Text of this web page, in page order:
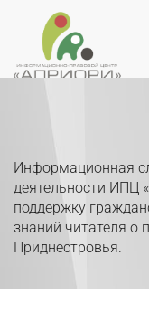
Информационная
деятельности ИПЦ
поддержку
знаний читателя о
Приднестровья.